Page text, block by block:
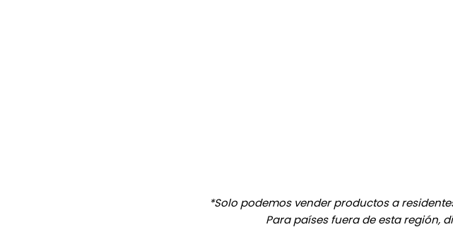
*Solo podemos vender productos a
Para países fuera de esta región,